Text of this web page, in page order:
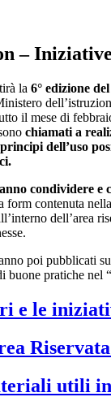
–
la 6° edizione
il mese di
chiamati a
dell’uso
condividere e
form contenuta
dell’area
poi pubblicati
buone pratiche nel
e le
utili in